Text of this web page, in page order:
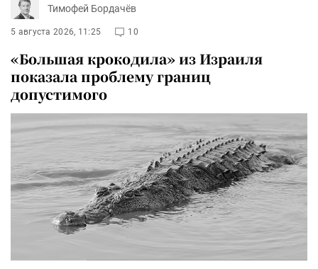
Тимофей Бордачёв
5 августа 2026, 11:25 10
«Большая крокодила» из Израиля
показала проблему границ
допустимого